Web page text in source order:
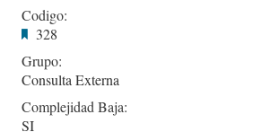
Codigo:
328
Grupo:
Consulta Externa
Complejidad Baja:
SI